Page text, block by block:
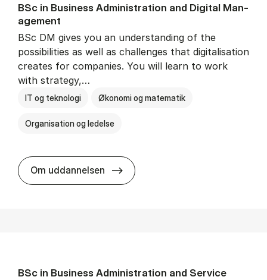
BSc in Busi­ness Ad­min­is­tra­tion and Di­git­al Man­
age­ment
BSc DM gives you an understanding of the
possibilities as well as challenges that digitalisation
creates for companies. You will learn to work
with strategy,…
IT og teknologi Økonomi og matematik
Organisation og ledelse
Om uddannelsen BSc in Busi­ness Ad­min­is­tra­tion
BSc in Busi­ness Ad­min­is­tra­tion and Ser­vice